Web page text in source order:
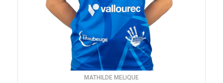
MATHILDE MELIQUE